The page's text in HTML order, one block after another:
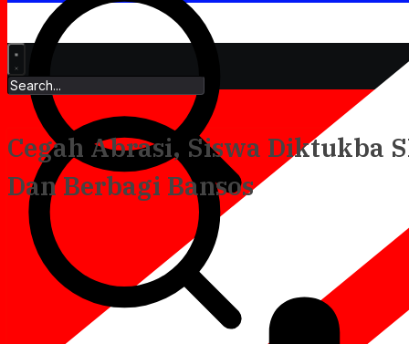
Cegah Abrasi, Siswa Diktukba
Dan Berbagi Bansos